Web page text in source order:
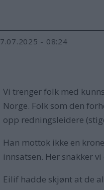
17.07.2025 - 08:24
Vi trenger folk med
Norge. Folk som den
opp redningsleidere
Han mottok ikke en
innsatsen. Her snakker
Eilif hadde skjønt at de